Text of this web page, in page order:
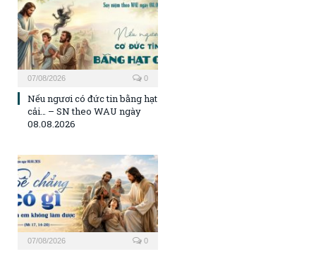
07/08/2026 0
Nếu ngươi có đức tin bằng hạt
cải… – SN theo WAU ngày
08.08.2026
07/08/2026 0